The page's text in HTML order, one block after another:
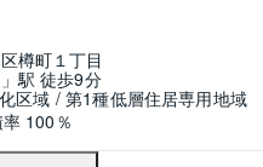
樽町１丁目
駅 徒歩9分
区域 / 第1種低層住居専用地域
100％